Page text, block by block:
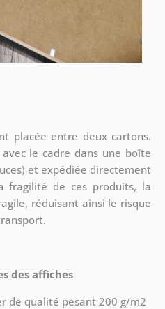
placée entre deux cartons.
le cadre dans une boîte
et expédiée directement
fragilité de ces produits, la
réduisant ainsi le risque
des affiches
de qualité pesant 200 g/m2